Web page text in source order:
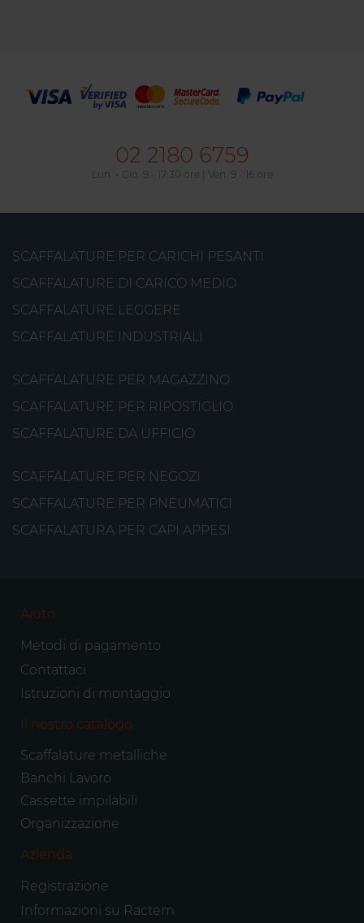
301
02 2180 6759
Lun. - Gio. 9 - 17:30 ore | Ven. 9 - 16 ore
SCAFFALATURE PER CARICHI PESANTI
SCAFFALATURE DI CARICO MEDIO
SCAFFALATURE LEGGERE
SCAFFALATURE INDUSTRIALI
SCAFFALATURE PER MAGAZZINO
SCAFFALATURE PER RIPOSTIGLIO
SCAFFALATURE DA UFFICIO
SCAFFALATURE PER NEGOZI
SCAFFALATURE PER PNEUMATICI
SCAFFALATURA PER CAPI APPESI
Aiuto
Metodi di pagamento
Contattaci
Istruzioni di montaggio
Il nostro catalogo
Scaffalature metalliche
Banchi Lavoro
Cassette impilabili
Organizzazione
Azienda
Registrazione
Informazioni su Ractem